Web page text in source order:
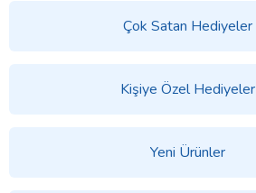
Çok Satan Hediyeler
Kişiye Özel Hediyeler
Yeni Ürünler